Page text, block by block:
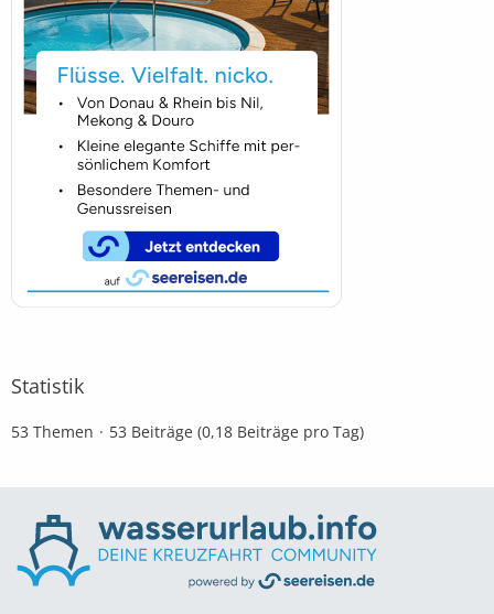
Statistik
53 Themen 53 Beiträge (0,18 Beiträge pro Tag)